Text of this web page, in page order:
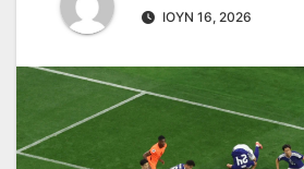
ΙΟΎΝ 16, 2026